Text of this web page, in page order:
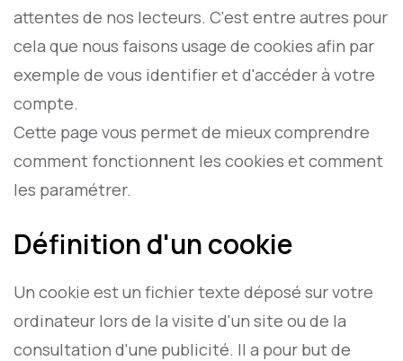
attentes de nos lecteurs. C'est entre autres pour
cela que nous faisons usage de cookies afin par
exemple de vous identifier et d'accéder à votre
compte.
Cette page vous permet de mieux comprendre
comment fonctionnent les cookies et comment
les paramétrer.
Définition d'un cookie
Un cookie est un fichier texte déposé sur votre
ordinateur lors de la visite d'un site ou de la
consultation d'une publicité. Il a pour but de